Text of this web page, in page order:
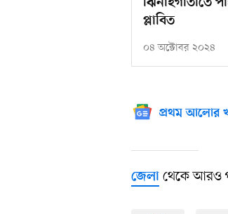
ঝিনাইগাতীতে
প্লাবিত
০৪ অক্টোবর ২০২৪
প্রথম আলোর
জেলা থেকে আরও